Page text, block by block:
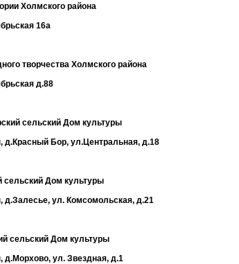
Холмского района
16а
творчества Холмского района
д.88
сельский Дом культуры
д.Красный Бор, ул.Центральная, д.18
сельский Дом культуры
д.Залесье, ул. Комсомольская, д.21
сельский Дом культуры
д.Морхово, ул. Звездная, д.1